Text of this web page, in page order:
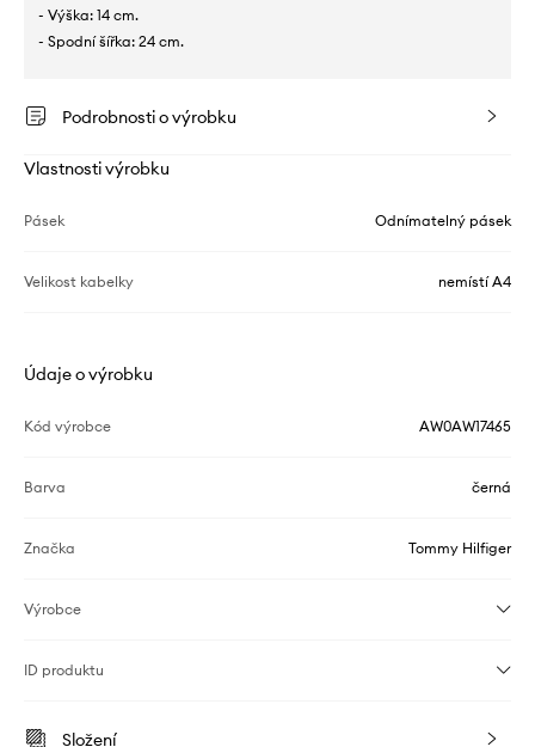
- Výška: 14 cm.
- Spodní šířka: 24 cm.
Podrobnosti o výrobku
Vlastnosti výrobku
Pásek Odnímatelný pásek
Velikost kabelky nemístí A4
Údaje o výrobku
Kód výrobce AW0AW17465
Barva černá
Značka Tommy Hilfiger
Výrobce
ID produktu
Složení